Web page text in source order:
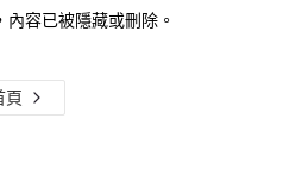
容已被隱藏或刪除。
頁